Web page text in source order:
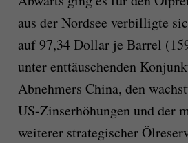
aus der Nordsee verbilligte
auf 97,34 Dollar je Barrel
unter enttäuschenden
Abnehmers China, den
US-Zinserhöhungen und der
weiterer strategischer